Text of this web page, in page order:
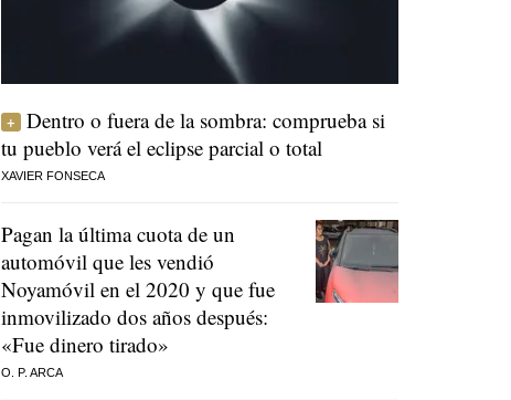
Dentro o fuera de la sombra: comprueba si
tu pueblo verá el eclipse parcial o total
XAVIER FONSECA
Pagan la última cuota de un
automóvil que les vendió
Noyamóvil en el 2020 y que fue
inmovilizado dos años después:
«Fue dinero tirado»
O. P. ARCA